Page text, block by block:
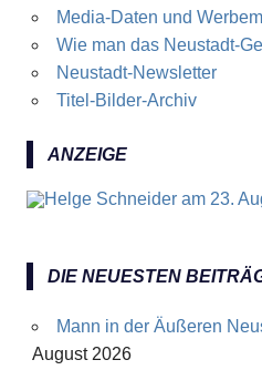
Media-Daten und
Wie man das Neustadt-
Neustadt-Newsletter
Titel-Bilder-Archiv
ANZEIGE
DIE NEUESTEN
Mann in der Äußeren
August 2026